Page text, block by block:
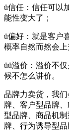
ü信任：信任可以
能性变大了；
ü偏好：就是客户
概率自然而然会上
üü溢价：溢价不
候不怎么讲价。
品牌力卖货，我
牌、客户型品牌
型品牌、商品机
牌、行为诱导型品